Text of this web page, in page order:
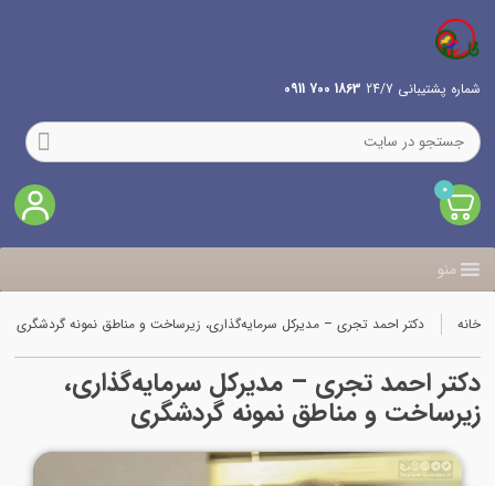
شماره پشتیبانی 24/7 1863 700 0911
0
منو
خانه دکتر احمد تجری – مدیرکل سرمایه‌گذاری، زیرساخت و مناطق نمونه گردشگری
دکتر احمد تجری – مدیرکل سرمایه‌گذاری،
زیرساخت و مناطق نمونه گردشگری